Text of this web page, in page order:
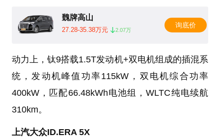
魏牌高山
27.28-35.38万元 2.07万
询底价
动力上，钛9搭载1.5T发动机+双电机组成的插混系
统，发动机峰值功率115kW，双电机综合功率
400kW，匹配66.48kWh电池组，WLTC纯电续航
310km。
上汽大众ID.ERA 5X